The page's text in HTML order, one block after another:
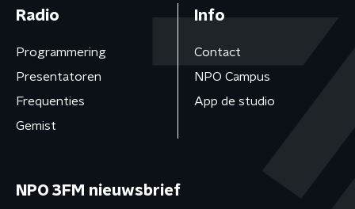
Radio
Programmering
Presentatoren
Frequenties
Gemist
Info
Contact
NPO Campus
App de studio
NPO 3FM nieuwsbrief